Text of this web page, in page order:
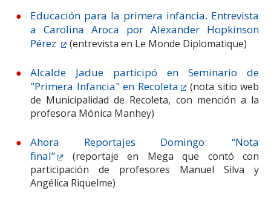
Educación para la primera infancia. Entrevista
a Carolina Aroca por Alexander Hopkinson
Pérez
(entrevista en Le Monde Diplomatique)
Alcalde Jadue participó en Seminario de
"Primera Infancia" en Recoleta
(nota sitio web
de Municipalidad de Recoleta, con mención a la
profesora Mónica Manhey)
Ahora Reportajes Domingo: “Nota
final”
(reportaje en Mega que contó con
participación de profesores Manuel Silva y
Angélica Riquelme)